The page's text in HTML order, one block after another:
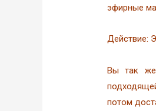
эфирные
Действие:
Вы так же
потом